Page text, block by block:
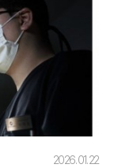
2026. 01. 22